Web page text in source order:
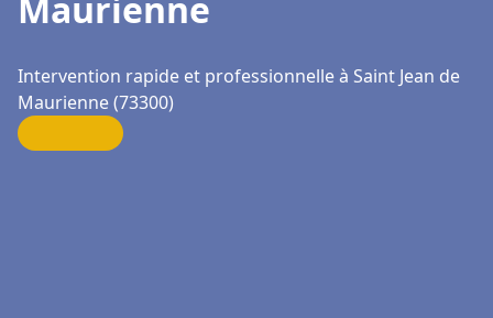
Intervention rapide et professionnelle à Saint Jean de
Maurienne (73300)